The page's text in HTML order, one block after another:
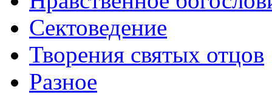
Сектоведение
Творения святых отцов
Разное